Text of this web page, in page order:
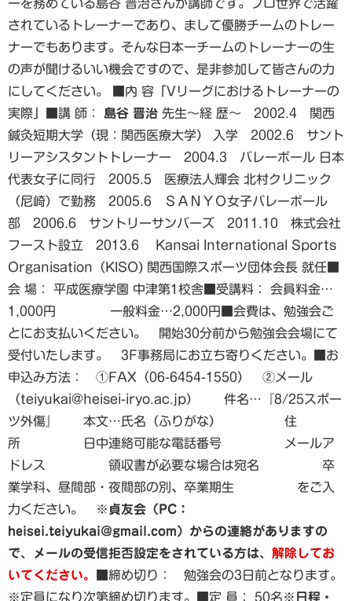
ーを務めている島谷 晋治さんが講師です。プロ世界で活躍
されているトレーナーであり、まして優勝チームのトレー
ナーでもあります。そんな日本一チームのトレーナーの生
の声が聞けるいい機会ですので、是非参加して皆さんの力
にしてください。 ■内 容「Vリーグにおけるトレーナーの
実際」■講 師： 島谷 晋治 先生～経 歴～ 2002.4 関西
鍼灸短期大学（現：関西医療大学） 入学 2002.6 サント
リーアシスタントトレーナー 2004.3 バレーボール 日本
代表女子に同行 2005.5 医療法人輝会 北村クリニック
（尼崎）で勤務 2005.6 ＳＡＮＹＯ女子バレーボール
部 2006.6 サントリーサンバーズ 2011.10 株式会社
フースト設立 2013.6 Kansai International Sports
Organisation（KISO) 関西国際スポーツ団体会長 就任■
会 場： 平成医療学園 中津第1校舎■受講料： 会員料金…
1,000円 一般料金…2,000円■会費は、勉強会ご
とにお支払いください。 開始30分前から勉強会会場にて
受付いたします。 3F事務局にお立ち寄りください。■お
申込み方法： ①FAX（06-6454-1550） ②メール
（teiyukai@heisei-iryo.ac.jp） 件名…『8/25スポー
ツ外傷』 本文…氏名（ふりがな） 住
所 日中連絡可能な電話番号 メールア
ドレス 領収書が必要な場合は宛名 卒
業学科、昼間部・夜間部の別、卒業期生 をご入
力ください。
※貞友会（PC：
heisei.teiyukai@gmail.com）からの連絡がありますの
で、メールの受信拒否設定をされている方は、 解除してお
いてください。
■締め切り： 勉強会の3日前となります。
※定員になり次第締め切ります。■定 員： 50名※日程・